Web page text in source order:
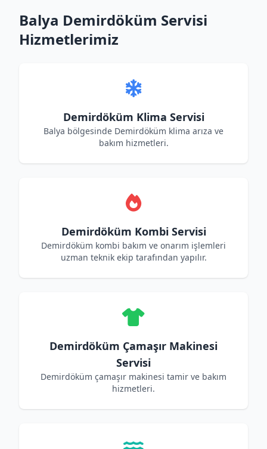
Balya Demirdöküm Servisi
Hizmetlerimiz
Demirdöküm Klima Servisi
Balya bölgesinde Demirdöküm klima arıza ve
bakım hizmetleri.
Demirdöküm Kombi Servisi
Demirdöküm kombi bakım ve onarım işlemleri
uzman teknik ekip tarafından yapılır.
Demirdöküm Çamaşır Makinesi
Servisi
Demirdöküm çamaşır makinesi tamir ve bakım
hizmetleri.